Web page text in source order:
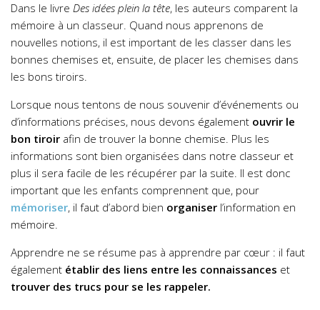
Dans le livre Des idées plein la tête, les auteurs comparent la
mémoire à un classeur. Quand nous apprenons de
nouvelles notions, il est important de les classer dans les
bonnes chemises et, ensuite, de placer les chemises dans
les bons tiroirs.
Lorsque nous tentons de nous souvenir d’événements ou
d’informations précises, nous devons également ouvrir le
bon tiroir afin de trouver la bonne chemise. Plus les
informations sont bien organisées dans notre classeur et
plus il sera facile de les récupérer par la suite. Il est donc
important que les enfants comprennent que, pour
mémoriser, il faut d’abord bien organiser l’information en
mémoire.
Apprendre ne se résume pas à apprendre par cœur : il faut
également établir des liens entre les connaissances et
trouver des trucs pour se les rappeler.